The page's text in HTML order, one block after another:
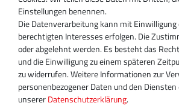
+49 30 340 606 740
+49 30 340 606 740
+49 30 340 606 745
info@turboservice24.de
Aktuelle Öffnungszeiten
Mo-Fr: 08:00 Uhr - 18:00 Uhr
Sa: geschlossen
Einstellungen benennen.
Die Datenverarbeitung kann mit Einwilligung
berechtigten Interesses erfolgen. Die
oder abgelehnt werden. Es besteht das
und die Einwilligung zu einem späteren
zu widerrufen. Weitere Informationen zur
personenbezogener Daten und den
unsererDaten­schutz­erklärung.